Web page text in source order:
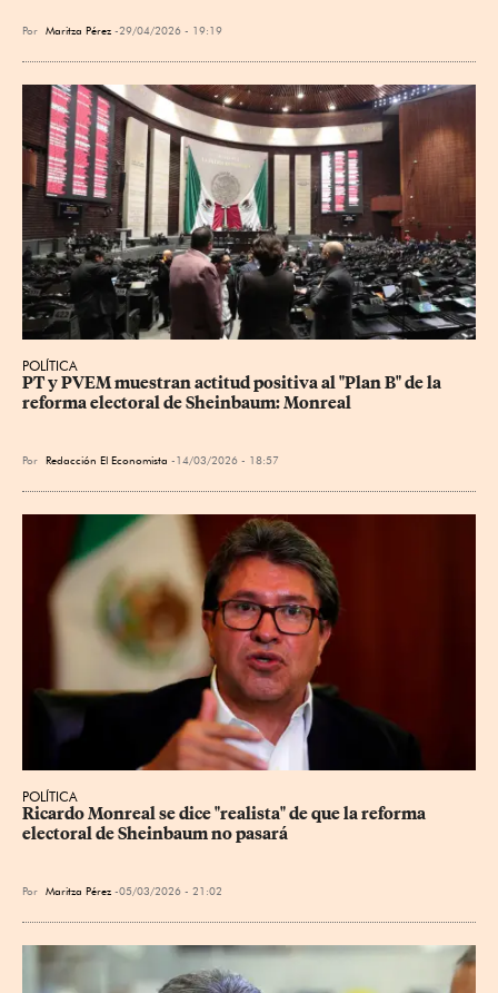
Por Maritza Pérez 29/04/2026 - 19:19
POLÍTICA
PT y PVEM muestran actitud positiva al "Plan B" de la
reforma electoral de Sheinbaum: Monreal
Por Redacción El Economista 14/03/2026 - 18:57
POLÍTICA
Ricardo Monreal se dice "realista" de que la reforma
electoral de Sheinbaum no pasará
Por Maritza Pérez 05/03/2026 - 21:02